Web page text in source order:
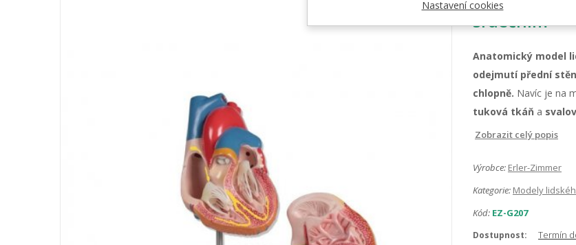
srdečním
Anatomický model
odejmutí přední
chlopně. Navíc je na
tuková tkáň a
Zobrazit celý popis
Výrobce: Erler-Zimmer
Kategorie: Modely
Kód: EZ-G207
Dostupnost: Termín
Nastavení cookies